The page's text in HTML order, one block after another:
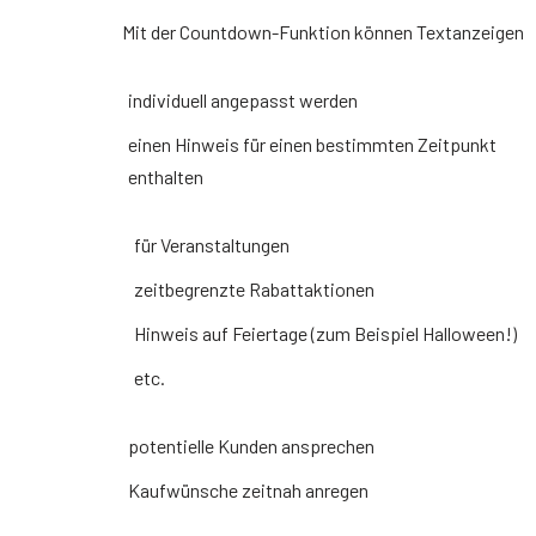
Mit der Countdown-Funktion können Textanzeigen
individuell angepasst werden
einen Hinweis für einen bestimmten Zeitpunkt
enthalten
für Veranstaltungen
zeitbegrenzte Rabattaktionen
Hinweis auf Feiertage (zum Beispiel Halloween!)
etc.
potentielle Kunden ansprechen
Kaufwünsche zeitnah anregen